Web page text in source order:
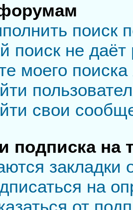
поиск не даёт
моего
свои
подписка на
закладки
на